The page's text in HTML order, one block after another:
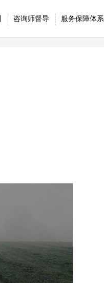
咨询师督导 服务保障体系